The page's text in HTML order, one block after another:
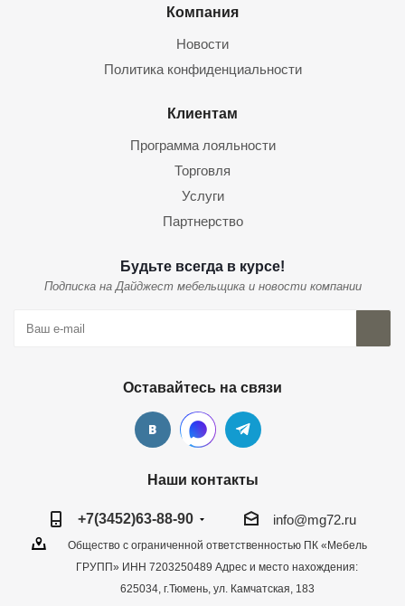
Компания
Новости
Политика конфиденциальности
Клиентам
Программа лояльности
Торговля
Услуги
Партнерство
Будьте всегда в курсе!
Подписка на Дайджест мебельщика и новости компании
Оставайтесь на связи
Наши контакты
+7(3452)63-88-90 info@mg72.ru
Общество с ограниченной ответственностью ПК «Мебель
ГРУПП» ИНН 7203250489 Адрес и место нахождения:
625034, г.Тюмень, ул. Камчатская, 183